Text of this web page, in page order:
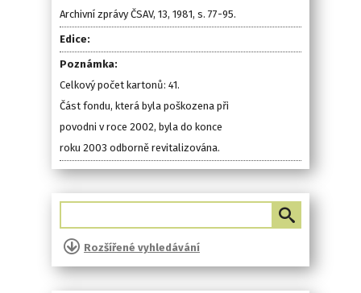
Archivní zprávy ČSAV, 13, 1981, s. 77-95.
Edice:
Poznámka:
Celkový počet kartonů: 41.
Část fondu, která byla poškozena při
povodni v roce 2002, byla do konce
roku 2003 odborně revitalizována.
Rozšířené vyhledávání